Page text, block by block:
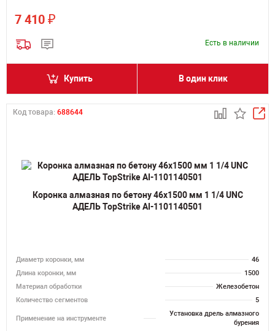
7 410 ₽
Есть в наличии
Купить В один клик
Код товара: 688644
Коронка алмазная по бетону 46х1500 мм 1 1/4 UNC
АДЕЛЬ TopStrike AI-1101140501
Диаметр коронки, мм
46
Длина коронки, мм
1500
Материал обработки
Железобетон
Количество сегментов
5
Применение на инструменте
Установка дрель алмазного
бурения